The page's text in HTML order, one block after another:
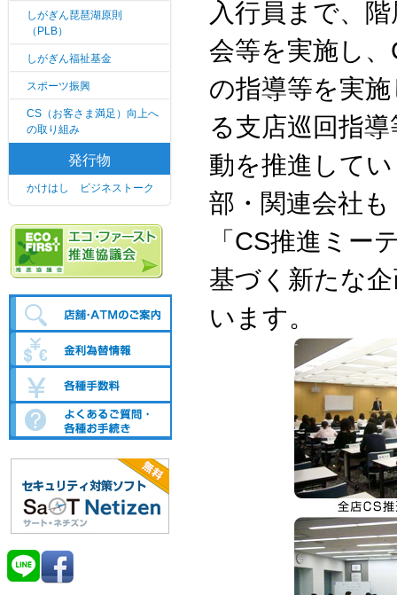
しがぎん琵琶湖原則
（PLB）
しがぎん福祉基金
スポーツ振興
CS（お客さま満足）向上へ
の取り組み
発行物
かけはし ビジネストーク
入行員まで、
会等を実施し
の指導等を実
る支店巡回指
動を推進して
部・関連会社
「CS推進ミー
基づく新たな
います。